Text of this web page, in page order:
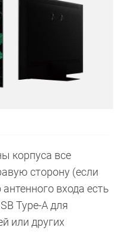
корпуса все
сторону (если
входа есть
Type-A для
или других